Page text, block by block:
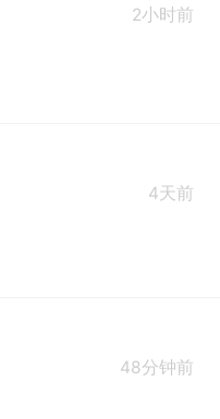
2小时前
4天前
48分钟前